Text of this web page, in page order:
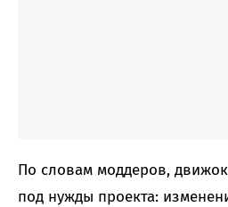
По словам моддеров,
под нужды проекта: